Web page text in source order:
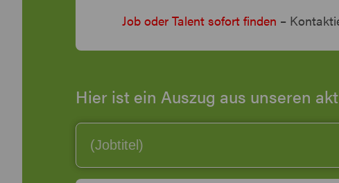
Job oder Talent sofort finden –
Hier ist ein Auszug aus unseren